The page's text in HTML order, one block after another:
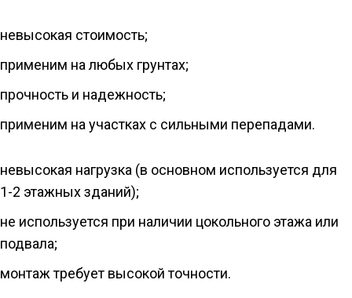
невысокая стоимость;
применим на любых грунтах;
прочность и надежность;
применим на участках с сильными перепадами.
невысокая нагрузка (в основном используется для
1-2 этажных зданий);
не используется при наличии цокольного этажа или
подвала;
монтаж требует высокой точности.